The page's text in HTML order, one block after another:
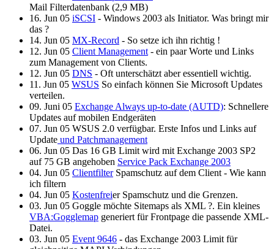
Mail Filterdatenbank (2,9 MB)
16. Jun 05 iSCSI - Windows 2003 als Initiator. Was bringt mir
das ?
14. Jun 05 MX-Record - So setze ich ihn richtig !
12. Jun 05 Client Management - ein paar Worte und Links
zum Management von Clients.
12. Jun 05 DNS - Oft unterschätzt aber essentiell wichtig.
11. Jun 05 WSUS So einfach können Sie Microsoft Updates
verteilen.
09. Juni 05 Exchange Always up-to-date (AUTD): Schnellere
Updates auf mobilen Endgeräten
07. Jun 05 WSUS 2.0 verfügbar. Erste Infos und Links auf
Update und Patchmanagement
06. Jun 05 Das 16 GB Limit wird mit Exchange 2003 SP2
auf 75 GB angehoben Service Pack Exchange 2003
04. Jun 05 ClientfilterSpamschutz auf dem Client - Wie kann
ich filtern
04. Jun 05 Kostenfreier Spamschutz und die Grenzen.
03. Jun 05 Goggle möchte Sitemaps als XML ?. Ein kleines
VBA:Gogglemap generiert für Frontpage die passende XML-
Datei.
03. Jun 05 Event 9646 - das Exchange 2003 Limit für